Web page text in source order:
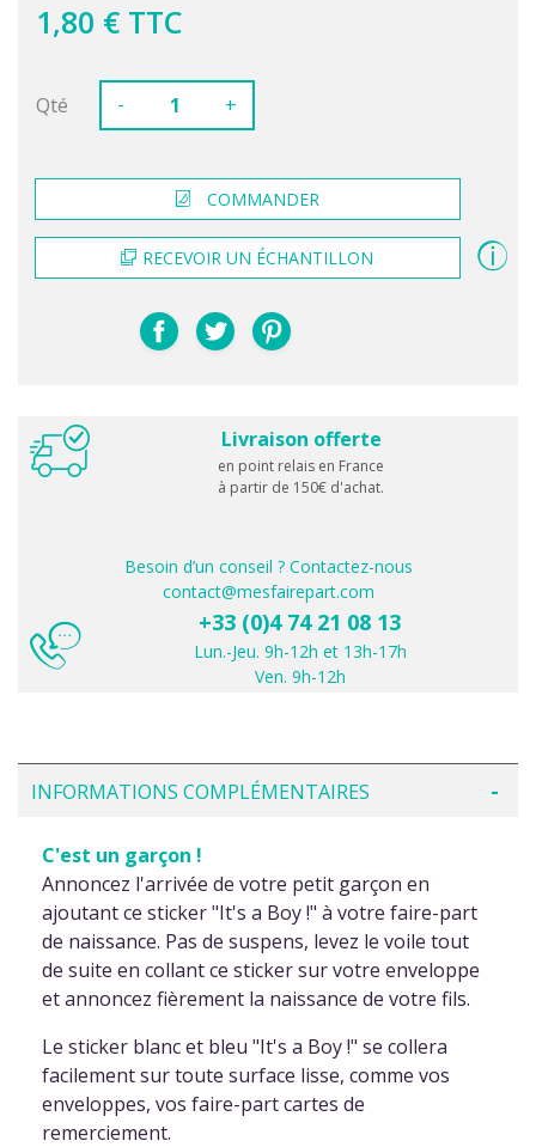
1,80 € TTC
Qté - +
COMMANDER
RECEVOIR UN ÉCHANTILLON
Livraison offerte
en point relais en France
à partir de 150€ d'achat.
Besoin d’un conseil ? Contactez-nous
contact@mesfairepart.com
+33 (0)4 74 21 08 13
Lun.-Jeu. 9h-12h et 13h-17h
Ven. 9h-12h
INFORMATIONS COMPLÉMENTAIRES
C'est un garçon !
Annoncez l'arrivée de votre petit garçon en
ajoutant ce sticker "It's a Boy !" à votre faire-part
de naissance. Pas de suspens, levez le voile tout
de suite en collant ce sticker sur votre enveloppe
et annoncez fièrement la naissance de votre fils.
Le sticker blanc et bleu "It's a Boy !" se collera
facilement sur toute surface lisse, comme vos
enveloppes, vos faire-part cartes de
remerciement.